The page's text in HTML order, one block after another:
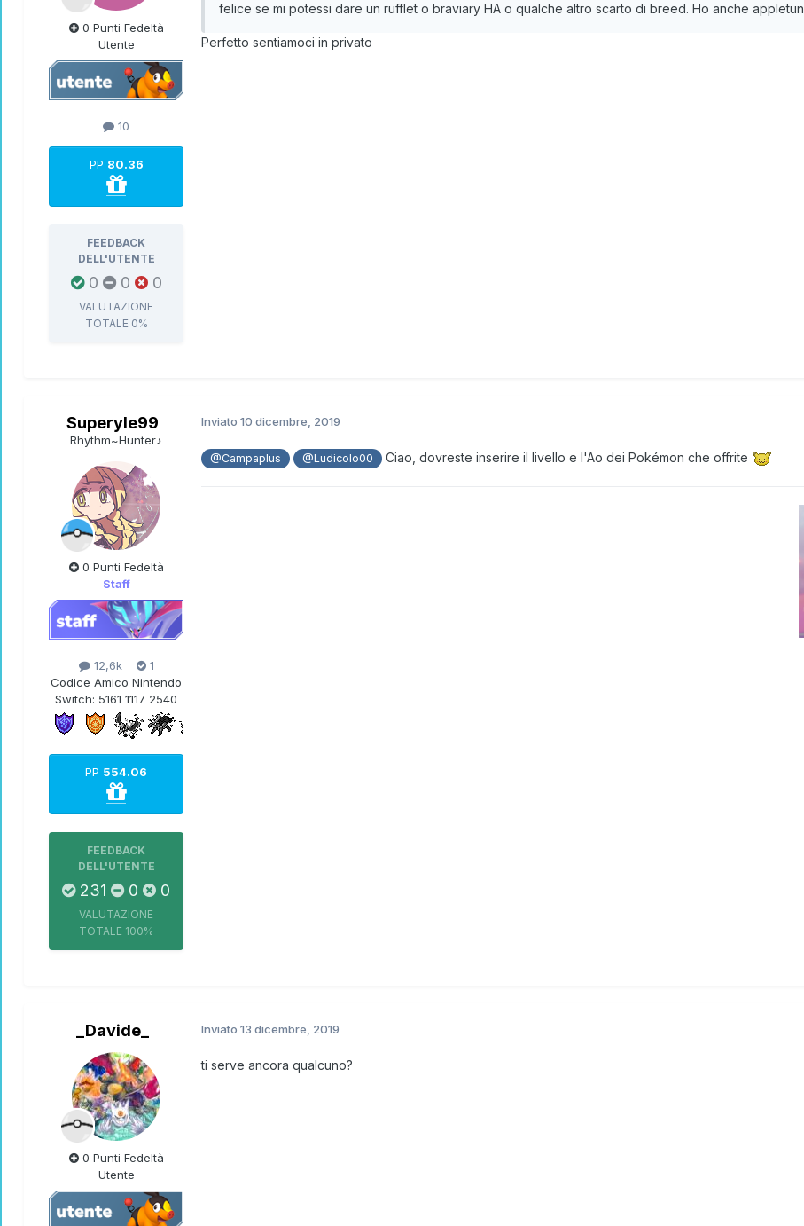
0 Punti Fedeltà
Utente
10
PP 80.36
FEEDBACK
DELL'UTENTE
0 0 0
VALUTAZIONE
TOTALE 0%
felice se mi potessi dare un rufflet o braviary HA o qualche altro scarto di breed. Ho anche appletun
Perfetto sentiamoci in privato
Superyle99
Rhythm~Hunter♪
0 Punti Fedeltà
Staff
12,6k
1
Codice Amico Nintendo
Switch: 5161 1117 2540
PP 554.06
FEEDBACK
DELL'UTENTE
231 0 0
VALUTAZIONE
TOTALE 100%
Inviato 10 dicembre, 2019
@Campaplus @Ludicolo00 Ciao, dovreste inserire il livello e l'Ao dei Pokémon che offrite
_Davide_
0 Punti Fedeltà
Utente
Inviato 13 dicembre, 2019
ti serve ancora qualcuno?